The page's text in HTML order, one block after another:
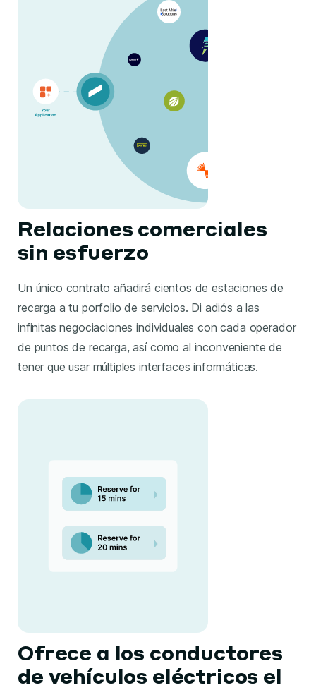
Relaciones comerciales
sin esfuerzo
Un único contrato añadirá cientos de estaciones de
recarga a tu porfolio de servicios. Di adiós a las
infinitas negociaciones individuales con cada operador
de puntos de recarga, así como al inconveniente de
tener que usar múltiples interfaces informáticas.
Ofrece a los conductores
de vehículos eléctricos el